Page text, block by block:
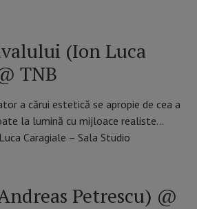
(Ion Luca
TNB
a cărui estetică se apropie de cea a
la lumină cu mijloace realiste…
Caragiale – Sala Studio
Petrescu) @